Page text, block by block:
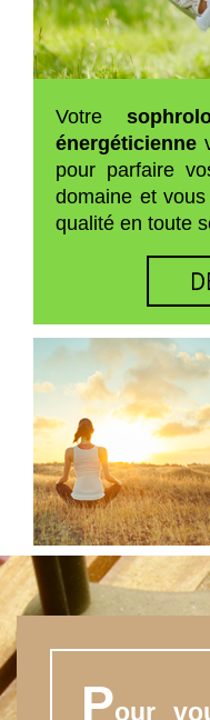
Votre
énergéticienne
pour parfaire
domaine et
qualité en toute
Pour